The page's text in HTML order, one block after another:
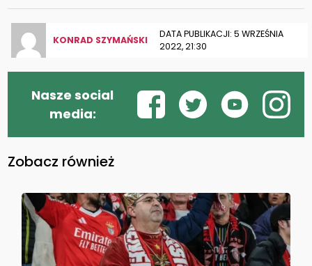
KONRAD SZYMAŃSKI
DATA PUBLIKACJI: 5 WRZEŚNIA
2022, 21:30
Nasze social
media:
Zobacz również